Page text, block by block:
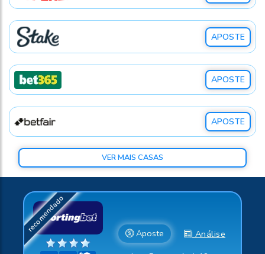
APOSTE
APOSTE
APOSTE
VER MAIS CASAS
Aposte Análise